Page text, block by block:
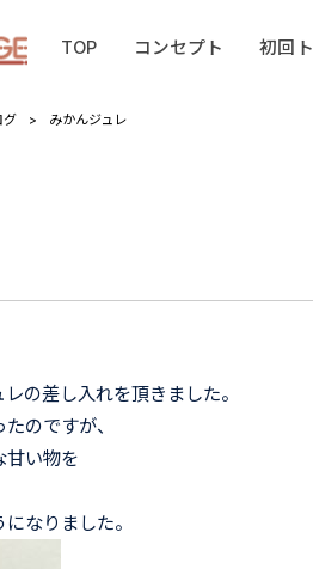
TOP コンセプト 初回
グ > みかんジュレ
の差し入れを頂きました。
のですが、
甘い物を
なりました。